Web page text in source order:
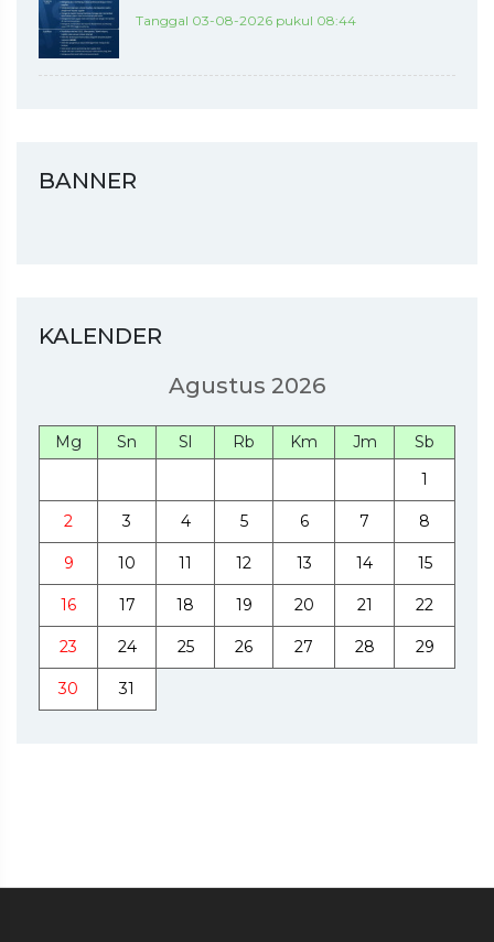
Tanggal 03-08-2026 pukul 08:44
BANNER
KALENDER
Agustus 2026
Mg Sn Sl Rb Km Jm
Sb
1
2 3 4 5 6 7 8
9 10 11 12 13 14 15
16 17 18 19 20 21 22
23 24 25 26 27 28 29
30 31